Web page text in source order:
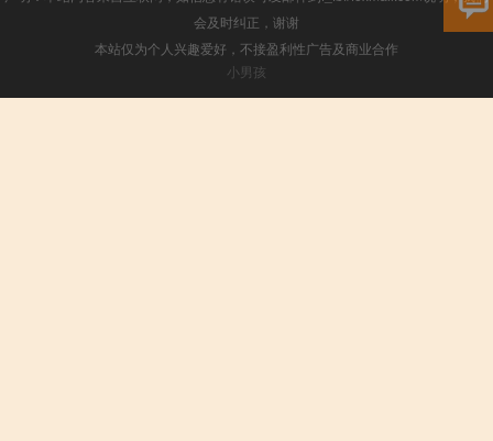
会及时纠正，谢谢
本站仅为个人兴趣爱好，不接盈利性广告及商业合作
小男孩